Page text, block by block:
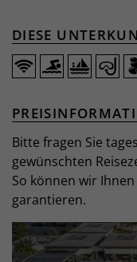
DIESE
Bitte fragen Sie
gewünschten
So können wir
garantieren.